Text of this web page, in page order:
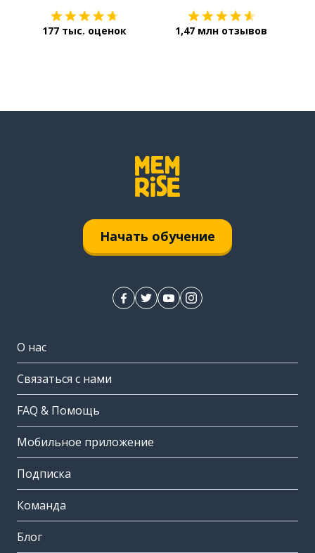
177 тыс. оценок 1,47 млн отзывов
Начать обучение
О нас
Связаться с нами
FAQ & Помощь
Мобильное приложение
Подписка
Команда
Блог